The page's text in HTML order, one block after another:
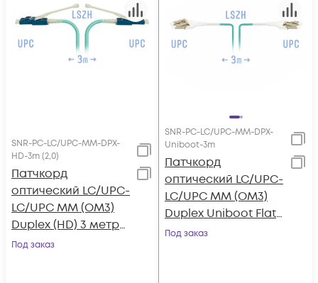
SNR-PC-LC/UPC-MM-DPX-
HD-3m (2,0)
Патчкорд
оптический LC/UPC-
LC/UPC MM (OM3)
Duplex (HD) 3 метрa,
2мм
Под заказ
SNR-PC-LC/UPC-MM-DPX-
Uniboot-3m
Патчкорд
оптический LC/UPC-
LC/UPC MM (OM3)
Duplex Uniboot Flat
Clip 3 метрa
Под заказ